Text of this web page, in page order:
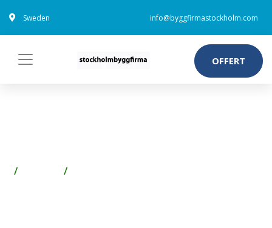
Sweden info@byggfirmastockholm.com
OFFERT